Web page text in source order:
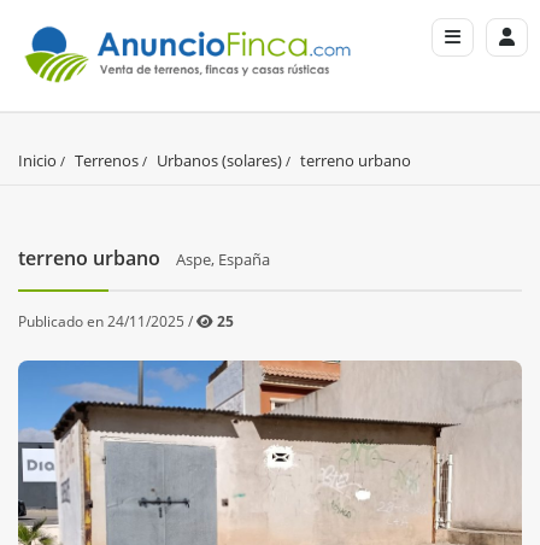
Inicio Terrenos Urbanos (solares) terreno urbano
terreno urbano Aspe, España
Publicado en 24/11/2025 / 25